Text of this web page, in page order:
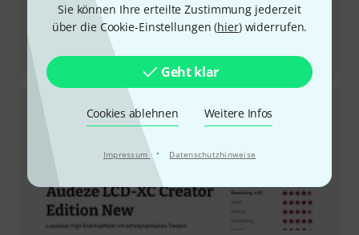
Sie können Ihre erteilte Zustimmung jederzeit
über die Cookie-Einstellungen (hier) widerrufen.
Geht klar
Cookies ablehnen Weitere Infos
Impressum · Datenschutzhinweise
LCD-2 Classic Open System